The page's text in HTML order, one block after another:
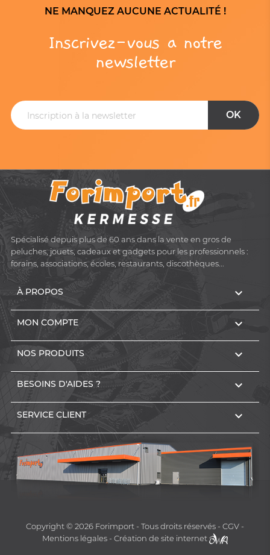
NE MANQUEZ AUCUNE ACTUALITÉ !
Inscrivez-vous a notre
newsletter
Spécialisé depuis plus de 60 ans dans la vente en gros de
peluches, jouets, cadeaux et gadgets pour les professionnels :
forains, associations, écoles, restaurants, discothèques...
À PROPOS 
MON COMPTE 
NOS PRODUITS 
BESOINS D'AIDES ? 
SERVICE CLIENT 
Copyright © 2026 Forimport Tous droits réservés
CGV
Mentions légales
Création de site internet